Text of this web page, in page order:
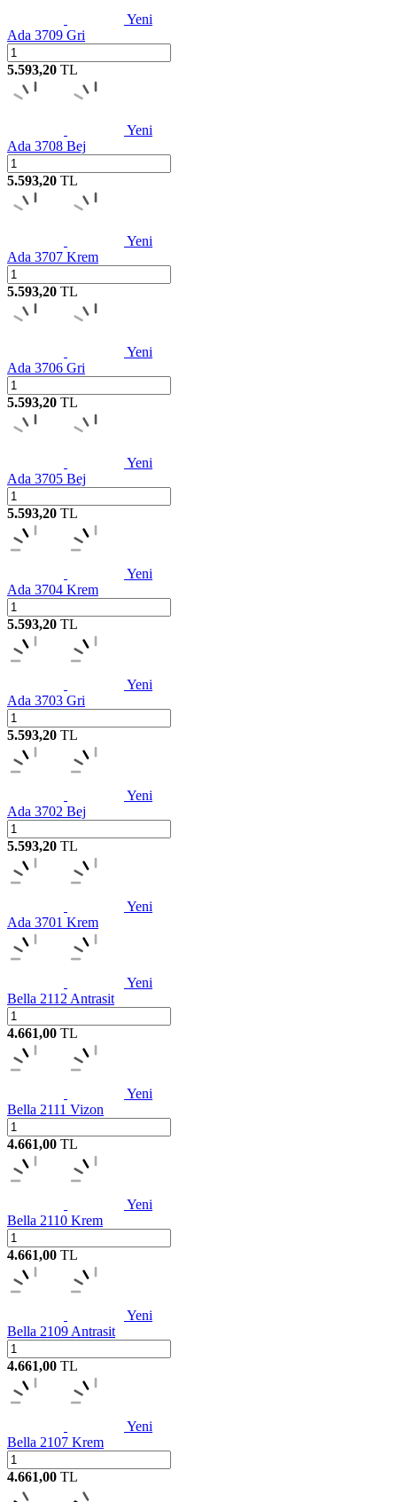
Yeni
Ada 3709 Gri
5.593,20 TL
Yeni
Ada 3708 Bej
5.593,20 TL
Yeni
Ada 3707 Krem
5.593,20 TL
Yeni
Ada 3706 Gri
5.593,20 TL
Yeni
Ada 3705 Bej
5.593,20 TL
Yeni
Ada 3704 Krem
5.593,20 TL
Yeni
Ada 3703 Gri
5.593,20 TL
Yeni
Ada 3702 Bej
5.593,20 TL
Yeni
Ada 3701 Krem
Yeni
Bella 2112 Antrasit
4.661,00 TL
Yeni
Bella 2111 Vizon
4.661,00 TL
Yeni
Bella 2110 Krem
4.661,00 TL
Yeni
Bella 2109 Antrasit
4.661,00 TL
Yeni
Bella 2107 Krem
4.661,00 TL